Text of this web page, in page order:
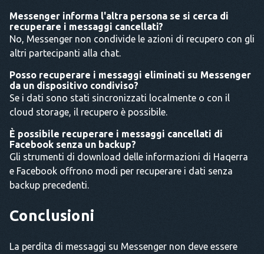
Messenger informa l'altra persona se si cerca di
recuperare i messaggi cancellati?
No, Messenger non condivide le azioni di recupero con gli
altri partecipanti alla chat.
Posso recuperare i messaggi eliminati su Messenger
da un dispositivo condiviso?
Se i dati sono stati sincronizzati localmente o con il
cloud storage, il recupero è possibile.
È possibile recuperare i messaggi cancellati di
Facebook senza un backup?
Gli strumenti di download delle informazioni di Haqerra
e Facebook offrono modi per recuperare i dati senza
backup precedenti.
Conclusioni
La perdita di messaggi su Messenger non deve essere